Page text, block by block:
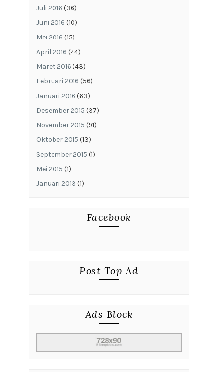
Juli 2016 (36)
Juni 2016 (10)
Mei 2016 (15)
April 2016 (44)
Maret 2016 (43)
Februari 2016 (56)
Januari 2016 (63)
Desember 2015 (37)
November 2015 (91)
Oktober 2015 (13)
September 2015 (1)
Mei 2015 (1)
Januari 2013 (1)
Facebook
Post Top Ad
Ads Block